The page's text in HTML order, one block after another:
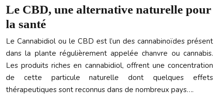
Le CBD, une alternative naturelle pour
la santé
Le Cannabidiol ou le CBD est l’un des cannabinoïdes présent
dans la plante régulièrement appelée chanvre ou cannabis.
Les produits riches en cannabidiol, offrent une concentration
de cette particule naturelle dont quelques effets
thérapeutiques sont reconnus dans de nombreux pays….